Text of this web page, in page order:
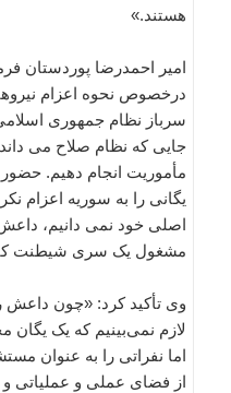
هستند.»
امیر احمدرضا پوردستان
درخصوص نحوه اعزام
سرباز نظام جمهوری
جایی که نظام صلاح می
مأموریت انجام دهیم.
یگانی را به سوریه اعزام
اصلی خود نمی دانیم،
مشغول یک سری شیطنت
وی تأکید کرد: «چون داعش
لازم نمی‌بینیم که یک
اما نفراتی را به عنوان
از فضای عملی و عملیاتی